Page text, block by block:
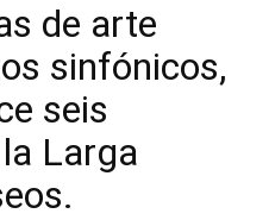
de arte
sinfónicos,
seis
Larga